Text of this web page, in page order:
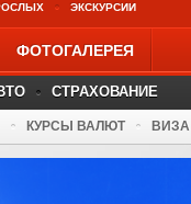
ЭКСКУРСИИ
ФОТОГАЛЕРЕЯ
СТРАХОВАНИЕ
КУРСЫ ВАЛЮТ ВИЗА